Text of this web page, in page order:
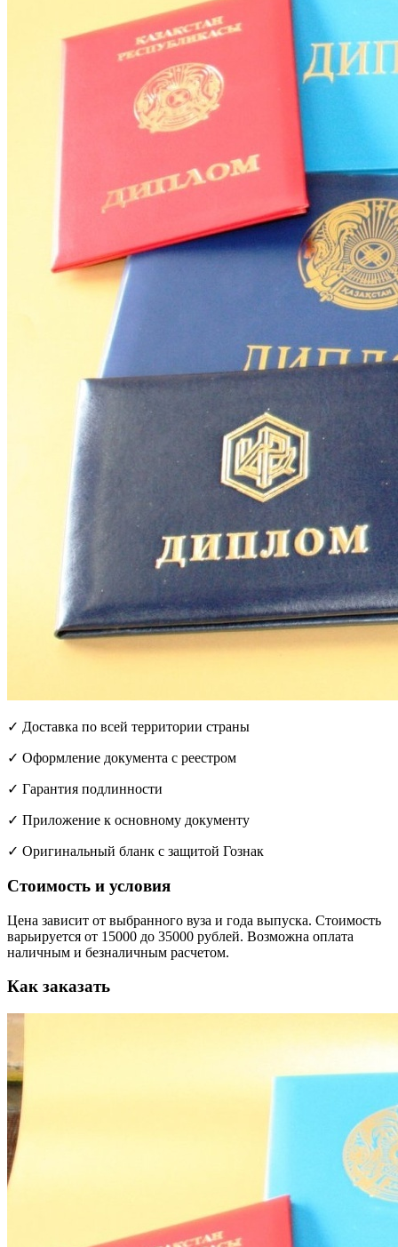
✓ Доставка по всей территории страны
✓ Оформление документа с реестром
✓ Гарантия подлинности
✓ Приложение к основному документу
✓ Оригинальный бланк с защитой Гознак
Стоимость и условия
Цена зависит от выбранного вуза и года выпуска. Стоимость
варьируется от 15000 до 35000 рублей. Возможна оплата
наличным и безналичным расчетом.
Как заказать